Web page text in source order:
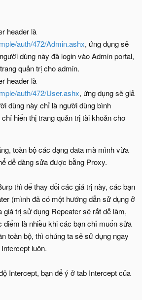
header là
auth/472/Admin.ashx, ứng dụng sẽ
dùng này đã login vào Admin portal,
quản trị cho admin.
header là
auth/472/User.ashx, ứng dụng sẽ giả
dùng này chỉ là người dùng bình
hiển thị trang quản trị tài khoản cho
toàn bộ các dạng data mà mình vừa
dễ dàng sửa được bằng Proxy.
thì để thay đổi các giá trị này, các bạn
(mình đã có một hướng dẫn sử dụng ở
trị sử dụng Repeater sẽ rất dễ làm,
điểm là nhiều khi các bạn chỉ muốn sửa
toàn bộ, thì chúng ta sẽ sử dụng ngay
luôn.
Intercept, bạn để ý ở tab Intercept của